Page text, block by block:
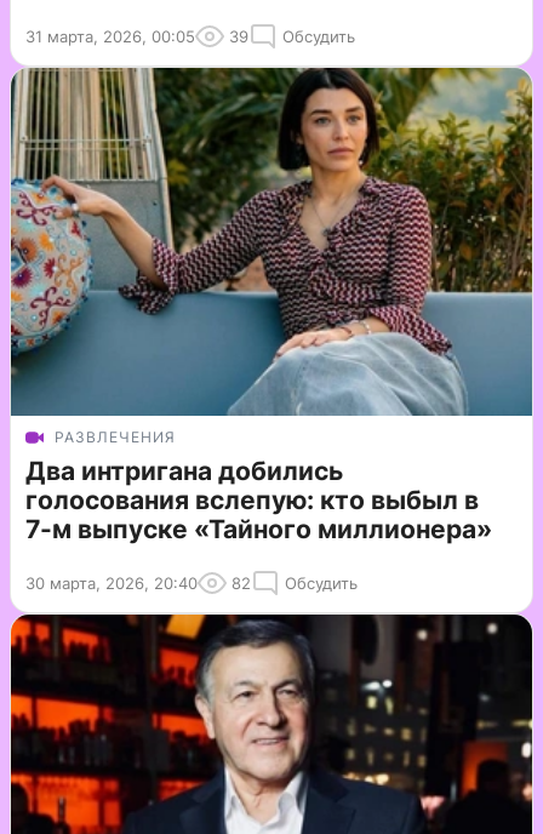
31 марта, 2026, 00:05 39 Обсудить
РАЗВЛЕЧЕНИЯ
Два интригана добились
голосования вслепую: кто выбыл в
7-м выпуске «Тайного миллионера»
30 марта, 2026, 20:40 82 Обсудить